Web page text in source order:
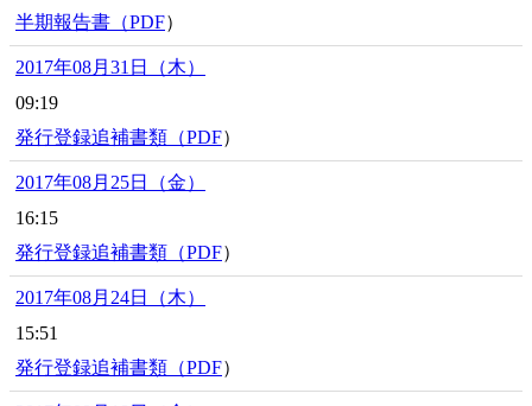
半期報告書（PDF）
2017年08月31日（木）
09:19
発行登録追補書類（PDF）
2017年08月25日（金）
16:15
発行登録追補書類（PDF）
2017年08月24日（木）
15:51
発行登録追補書類（PDF）